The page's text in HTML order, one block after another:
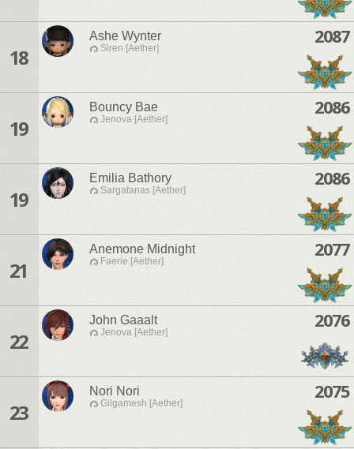
18
Ashe Wynter
Siren [Aether]
2087
19
Bouncy Bae
Jenova [Aether]
2086
19
Emilia Bathory
Sargatanas [Aether]
2086
21
Anemone Midnight
Faerie [Aether]
2077
22
John Gaaalt
Jenova [Aether]
2076
23
Nori Nori
Gilgamesh [Aether]
2075